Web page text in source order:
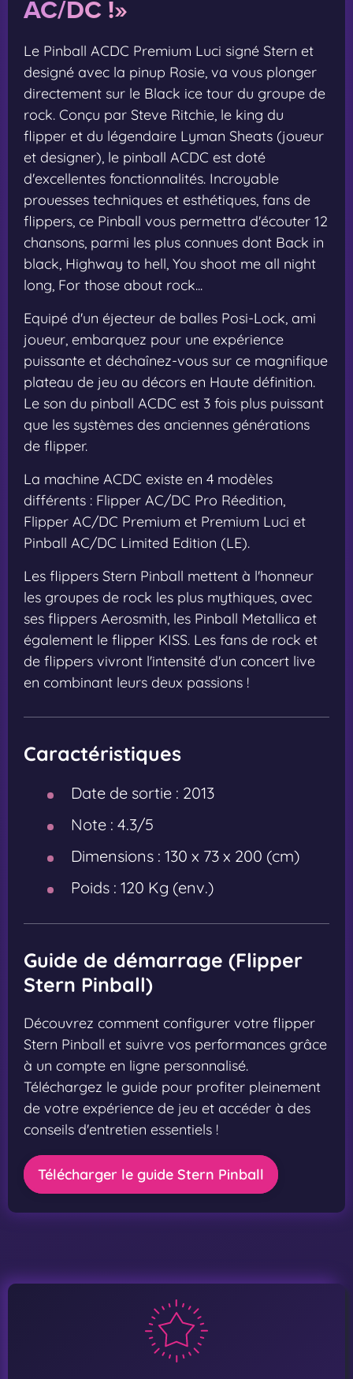
AC/DC !»
Le Pinball ACDC Premium Luci signé Stern et
designé avec la pinup Rosie, va vous plonger
directement sur le Black ice tour du groupe de
rock. Conçu par Steve Ritchie, le king du
flipper et du légendaire Lyman Sheats (joueur
et designer), le pinball ACDC est doté
d'excellentes fonctionnalités. Incroyable
prouesses techniques et esthétiques, fans de
flippers, ce Pinball vous permettra d'écouter 12
chansons, parmi les plus connues dont Back in
black, Highway to hell, You shoot me all night
long, For those about rock...
Equipé d'un éjecteur de balles Posi-Lock, ami
joueur, embarquez pour une expérience
puissante et déchaînez-vous sur ce magnifique
plateau de jeu au décors en Haute définition.
Le son du pinball ACDC est 3 fois plus puissant
que les systèmes des anciennes générations
de flipper.
La machine ACDC existe en 4 modèles
différents : Flipper AC/DC Pro Réedition,
Flipper AC/DC Premium et Premium Luci et
Pinball AC/DC Limited Edition (LE).
Les flippers Stern Pinball mettent à l'honneur
les groupes de rock les plus mythiques, avec
ses flippers Aerosmith, les Pinball Metallica et
également le flipper KISS. Les fans de rock et
de flippers vivront l'intensité d'un concert live
en combinant leurs deux passions !
Caractéristiques
Date de sortie : 2013
Note : 4.3/5
Dimensions : 130 x 73 x 200 (cm)
Poids : 120 Kg (env.)
Guide de démarrage (Flipper
Stern Pinball)
Découvrez comment configurer votre flipper
Stern Pinball et suivre vos performances grâce
à un compte en ligne personnalisé.
Téléchargez le guide pour profiter pleinement
de votre expérience de jeu et accéder à des
conseils d'entretien essentiels !
Télécharger le guide Stern Pinball